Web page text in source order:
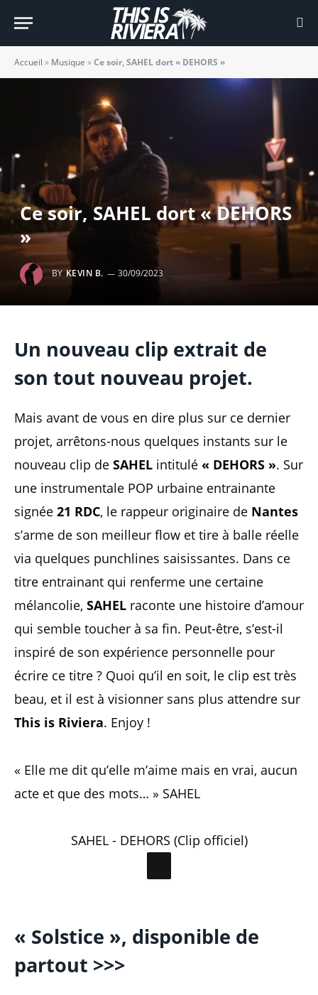
Accueil » Musique »Ce soir, SAHEL dort « DEHORS »
Ce soir, SAHEL dort « DEHORS
»
BY KEVIN B. 30/09/2023
Un nouveau clip extrait de
son tout nouveau projet.
Mais avant de vous en dire plus sur ce dernier
projet, arrêtons-nous quelques instants sur le
nouveau clip de SAHEL intitulé « DEHORS ». Sur
une instrumentale POP urbaine entrainante
signée 21 RDC, le rappeur originaire de Nantes
s’arme de son meilleur flow et tire à balle réelle
via quelques punchlines saisissantes. Dans ce
titre entrainant qui renferme une certaine
mélancolie, SAHEL raconte une histoire d’amour
qui semble toucher à sa fin. Peut-être, s’est-il
inspiré de son expérience personnelle pour
écrire ce titre ? Quoi qu’il en soit, le clip est très
beau, et il est à visionner sans plus attendre sur
This is Riviera. Enjoy !
« Elle me dit qu’elle m’aime mais en vrai, aucun
acte et que des mots… » SAHEL
SAHEL - DEHORS (Clip officiel)
« Solstice », disponible de
partout >>>